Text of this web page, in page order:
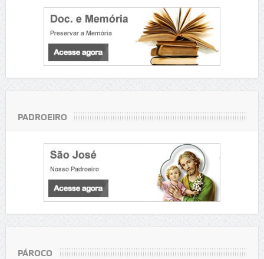
PADROEIRO
PÁROCO